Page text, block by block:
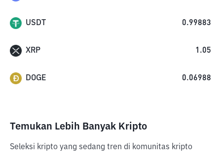
USDT 0.99883
XRP 1.05
DOGE 0.06988
Temukan Lebih Banyak Kripto
Seleksi kripto yang sedang tren di komunitas kripto